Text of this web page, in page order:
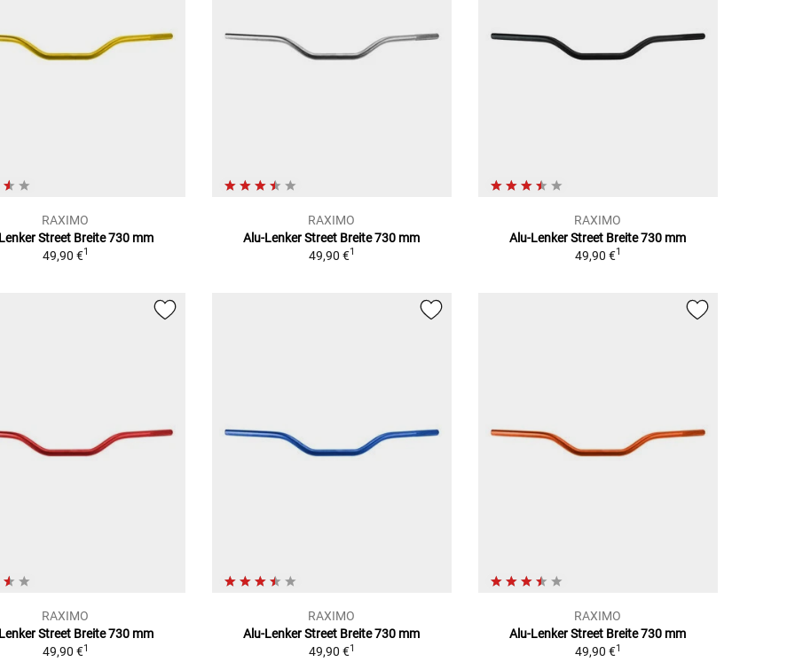
RAXIMO
Street Breite 730 mm
49,90 €1
RAXIMO
Alu-Lenker Street Breite 730 mm
49,90 €1
RAXIMO
Alu-Lenker Street Breite 730 mm
49,90 €1
RAXIMO
Street Breite 730 mm
49,90 €1
RAXIMO
Alu-Lenker Street Breite 730 mm
49,90 €1
RAXIMO
Alu-Lenker Street Breite 730 mm
49,90 €1